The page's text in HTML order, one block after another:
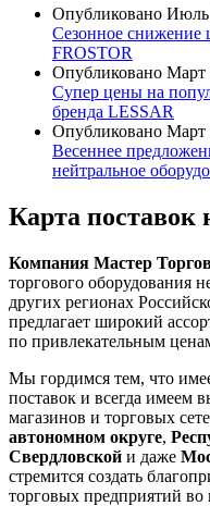
Опубликовано Июль
Сезонное снижение
FROSTOR
Опубликовано Март
Супер цены на
бренда LESSAR
Опубликовано Март
Весеннее
нейтральное
Карта поставок
Компания Мастер
торгового оборудования
других регионах
предлагает широкий
по привлекательным
Мы гордимся тем, что
поставок и всегда имеем
магазинов и торговых
автономном округе,
Свердловской и даже
стремится создать
торговых предприятий во